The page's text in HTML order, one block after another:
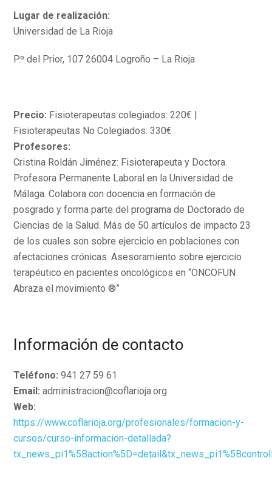
Lugar de realización:
Universidad de La Rioja
P.º del Prior, 107 26004 Logroño – La Rioja
Precio: Fisioterapeutas colegiados: 220€ |
Fisioterapeutas No Colegiados: 330€
Profesores:
Cristina Roldán Jiménez: Fisioterapeuta y Doctora.
Profesora Permanente Laboral en la Universidad de
Málaga. Colabora con docencia en formación de
posgrado y forma parte del programa de Doctorado de
Ciencias de la Salud. Más de 50 artículos de impacto 23
de los cuales son sobre ejercicio en poblaciones con
afectaciones crónicas. Asesoramiento sobre ejercicio
terapéutico en pacientes oncológicos en “ONCOFUN
Abraza el movimiento ®”
Información de contacto
Teléfono: 941 27 59 61
Email: administracion@coflarioja.org
Web:
https://www.coflarioja.org/profesionales/formacion-y-
cursos/curso-informacion-detallada?